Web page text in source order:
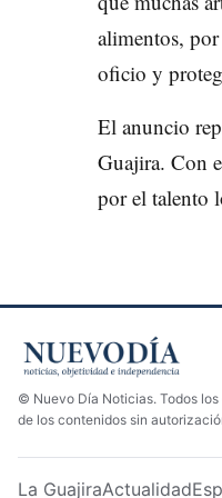
alimentos,
oficio y
El anuncio
Guajira. Con
por el talento
© Nuevo Día Noticias. Todos
de los contenidos sin
La GuajiraActualidad